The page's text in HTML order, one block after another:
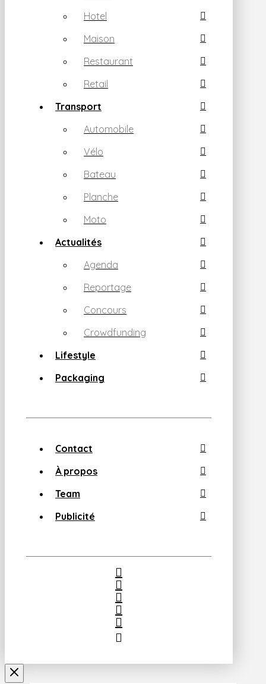
Hotel
Maison
Restaurant
Retail
Transport
Automobile
Vélo
Bateau
Planche
Moto
Actualités
Agenda
Reportage
Concours
Crowdfunding
Lifestyle
Packaging
Contact
À propos
Team
Publicité